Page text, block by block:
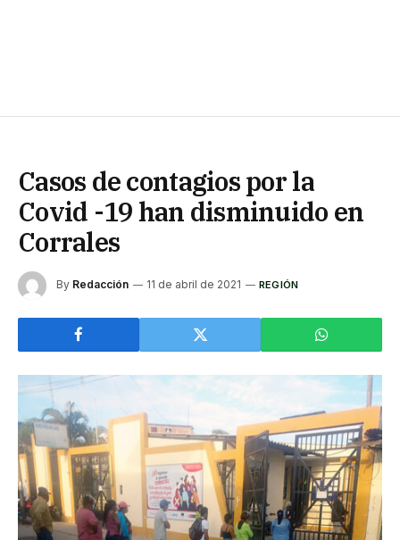
Casos de contagios por la
Covid -19 han disminuido en
Corrales
By Redacción 11 de abril de 2021 REGIÓN